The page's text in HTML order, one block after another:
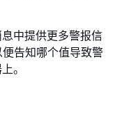
中提供更多警报信
告知哪个值导致警
。